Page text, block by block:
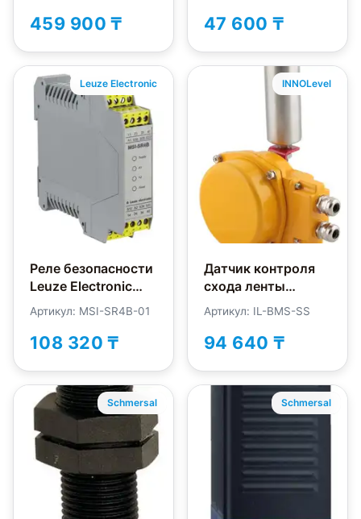
459 900 ₸ 47 600 ₸
Leuze Electronic
Реле безопасности
Leuze Electronic
MSI-SR4B-01
Артикул: MSI-SR4B-01
108 320 ₸
INNOLevel
Датчик контроля
схода ленты
INNOLevel IL-BMS-
SS
Артикул: IL-BMS-SS
94 640 ₸
Schmersal Schmersal